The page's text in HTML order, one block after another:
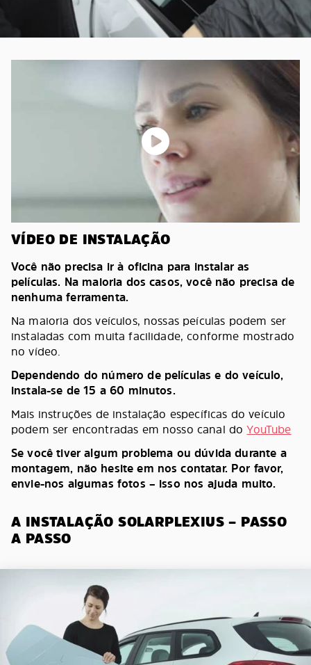
VÍDEO DE INSTALAÇÃO
Você não precisa ir à oficina para instalar as
películas. Na maioria dos casos, você não precisa de
nenhuma ferramenta.
Na maioria dos veículos, nossas peículas podem ser
instaladas com muita facilidade, conforme mostrado
no vídeo.
Dependendo do número de películas e do veículo,
instala-se de 15 a 60 minutos.
Mais instruções de instalação específicas do veículo
podem ser encontradas em nosso canal doYouTube
Se você tiver algum problema ou dúvida durante a
montagem, não hesite em nos contatar. Por favor,
envie-nos algumas fotos – isso nos ajuda muito.
A INSTALAÇÃO SOLARPLEXIUS – PASSO
A PASSO